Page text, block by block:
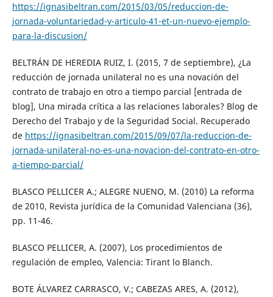
https://ignasibeltran.com/2015/03/05/reduccion-de-
jornada-voluntariedad-y-articulo-41-et-un-nuevo-ejemplo-
para-la-discusion/
BELTRÁN DE HEREDIA RUIZ, I. (2015, 7 de septiembre), ¿La
reducción de jornada unilateral no es una novación del
contrato de trabajo en otro a tiempo parcial [entrada de
blog], Una mirada crítica a las relaciones laborales? Blog de
Derecho del Trabajo y de la Seguridad Social. Recuperado
de https://ignasibeltran.com/2015/09/07/la-reduccion-de-
jornada-unilateral-no-es-una-novacion-del-contrato-en-otro-
a-tiempo-parcial/
BLASCO PELLICER A.; ALEGRE NUENO, M. (2010) La reforma
de 2010, Revista jurídica de la Comunidad Valenciana (36),
pp. 11-46.
BLASCO PELLICER, A. (2007), Los procedimientos de
regulación de empleo, Valencia: Tirant lo Blanch.
BOTE ÁLVAREZ CARRASCO, V.; CABEZAS ARES, A. (2012),